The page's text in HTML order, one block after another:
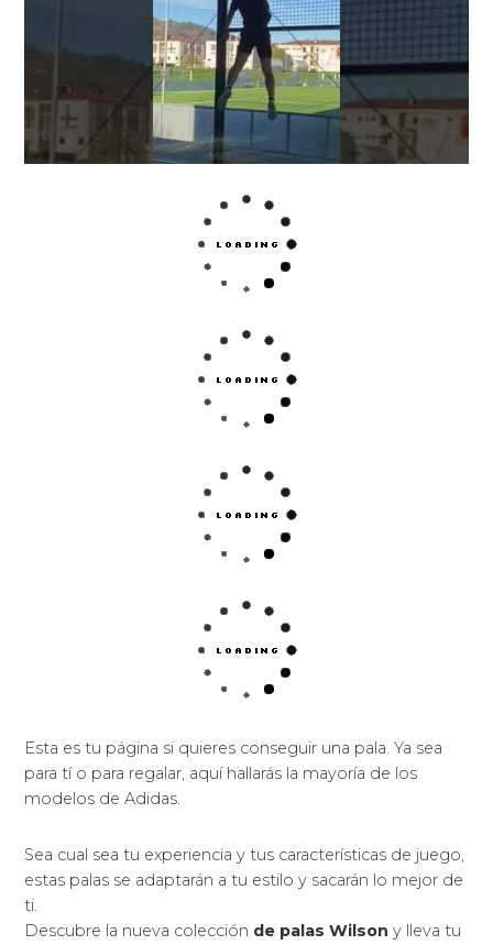
Esta es tu página si quieres conseguir una pala. Ya sea
para tí o para regalar, aquí hallarás la mayoría de los
modelos de Adidas.
Sea cual sea tu experiencia y tus características de juego,
estas palas se adaptarán a tu estilo y sacarán lo mejor de
ti.
Descubre la nueva colección de palas Wilson y lleva tu